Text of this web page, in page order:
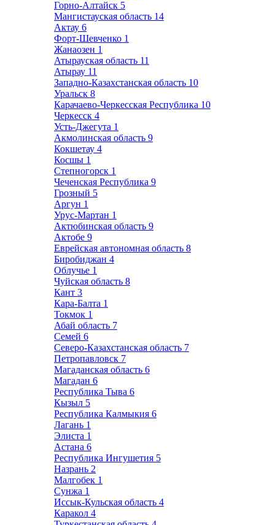
Горно-Алтайск 5
Мангистауская область 14
Актау 6
Форт-Шевченко 1
Жанаозен 1
Атырауская область 11
Атырау 11
Западно-Казахстанская область 10
Уральск 8
Карачаево-Черкесская Республика 10
Черкесск 4
Усть-Джегута 1
Акмолинская область 9
Кокшетау 4
Косшы 1
Степногорск 1
Чеченская Республика 9
Грозный 5
Аргун 1
Урус-Мартан 1
Актюбинская область 9
Актобе 9
Еврейская автономная область 8
Биробиджан 4
Облучье 1
Чуйская область 8
Кант 3
Кара-Балта 1
Токмок 1
Абай область 7
Семей 6
Северо-Казахстанская область 7
Петропавловск 7
Магаданская область 6
Магадан 6
Республика Тыва 6
Кызыл 5
Республика Калмыкия 6
Лагань 1
Элиста 1
Астана 6
Республика Ингушетия 5
Назрань 2
Малгобек 1
Сунжа 1
Иссык-Кульская область 4
Каракол 4